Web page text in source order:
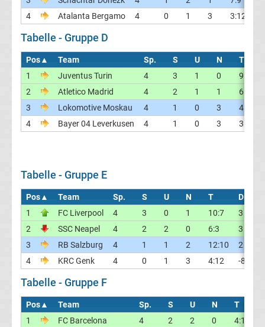
La
Serie
A
Türk.
Lig
Internat.
Fußball
UEFA
Youth
4
Atalanta Bergamo 4 0 1 3 3:12
Tabelle - Gruppe D
Pos▲ Team Sp. S U N T
1
Juventus Turin 4 3 1 0 9:4
2
Atletico Madrid 4 2 1 1 6:4
3
Lokomotive Moskau 4 1 0 3 4:7
4
Bayer 04 Leverkusen 4 1 0 3 3:7
Tabelle - Gruppe E
Pos▲ Team Sp. S U N T
Diff.
1
FC Liverpool 4 3 0 1 10:7
3
2
SSC Neapel 4 2 2 0 6:3
3
3
RB Salzburg 4 1 1 2 12:10
2
4
KRC Genk 4 0 1 3 4:12 -8
Tabelle - Gruppe F
Pos▲ Team Sp. S U N T
1
FC Barcelona 4 2 2 0 4:1